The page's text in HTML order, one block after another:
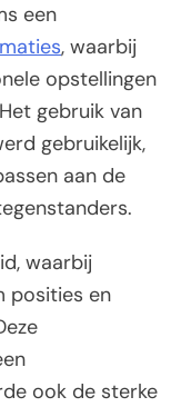
een
, waarbij
opstellingen
gebruik van
gebruikelijk,
aan de
waarbij
posities en
ook de sterke